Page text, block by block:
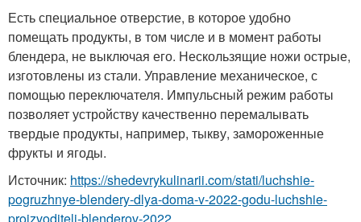
Есть специальное отверстие, в которое удобно
помещать продукты, в том числе и в момент работы
блендера, не выключая его. Нескользящие ножи острые,
изготовлены из стали. Управление механическое, с
помощью переключателя. Импульсный режим работы
позволяет устройству качественно перемалывать
твердые продукты, например, тыкву, замороженные
фрукты и ягоды.
Источник: https://shedevrykulinarii.com/stati/luchshie-
pogruzhnye-blendery-dlya-doma-v-2022-godu-luchshie-